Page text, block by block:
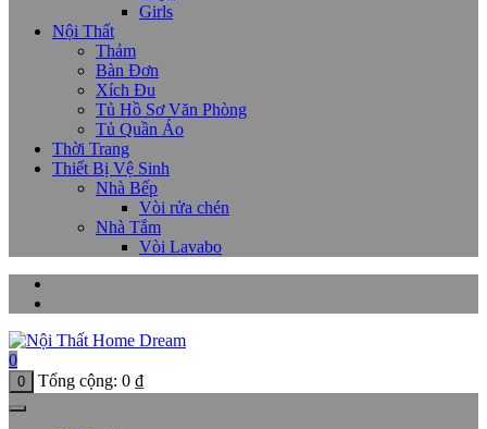
Girls
Nội Thất
Thảm
Bàn Đơn
Xích Đu
Tủ Hồ Sơ Văn Phòng
Tủ Quần Áo
Thời Trang
Thiết Bị Vệ Sinh
Nhà Bếp
Vòi rửa chén
Nhà Tắm
Vòi Lavabo
0
0 Tổng cộng: 0 ₫